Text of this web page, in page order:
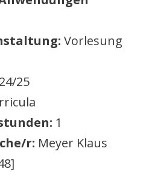
Vorlesung
25
1
r: Meyer Klaus